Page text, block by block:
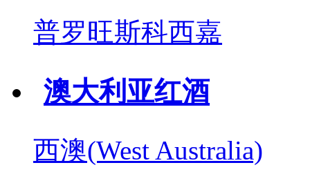
普罗旺斯科西嘉
澳大利亚红酒
西澳(West Australia)